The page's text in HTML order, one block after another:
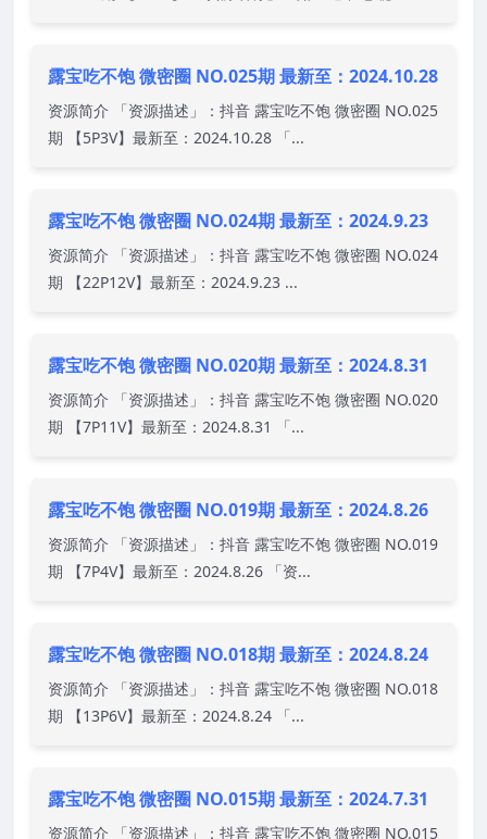
露宝吃不饱 微密圈 NO.025期 最新至：2024.10.28
资源简介 「资源描述」：抖音 露宝吃不饱 微密圈 NO.025
期 【5P3V】最新至：2024.10.28 「...
露宝吃不饱 微密圈 NO.024期 最新至：2024.9.23
资源简介 「资源描述」：抖音 露宝吃不饱 微密圈 NO.024
期 【22P12V】最新至：2024.9.23 ...
露宝吃不饱 微密圈 NO.020期 最新至：2024.8.31
资源简介 「资源描述」：抖音 露宝吃不饱 微密圈 NO.020
期 【7P11V】最新至：2024.8.31 「...
露宝吃不饱 微密圈 NO.019期 最新至：2024.8.26
资源简介 「资源描述」：抖音 露宝吃不饱 微密圈 NO.019
期 【7P4V】最新至：2024.8.26 「资...
露宝吃不饱 微密圈 NO.018期 最新至：2024.8.24
资源简介 「资源描述」：抖音 露宝吃不饱 微密圈 NO.018
期 【13P6V】最新至：2024.8.24 「...
露宝吃不饱 微密圈 NO.015期 最新至：2024.7.31
资源简介 「资源描述」：抖音 露宝吃不饱 微密圈 NO.015